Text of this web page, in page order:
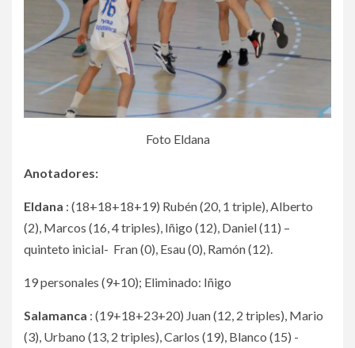
Foto Eldana
Anotadores:
Eldana : (18+18+18+19) Rubén (20, 1 triple), Alberto
(2), Marcos (16, 4 triples), Iñigo (12), Daniel (11) –
quinteto inicial- Fran (0), Esau (0), Ramón (12).
19 personales (9+10); Eliminado: Iñigo
Salamanca : (19+18+23+20) Juan (12, 2 triples), Mario
(3), Urbano (13, 2 triples), Carlos (19), Blanco (15) -